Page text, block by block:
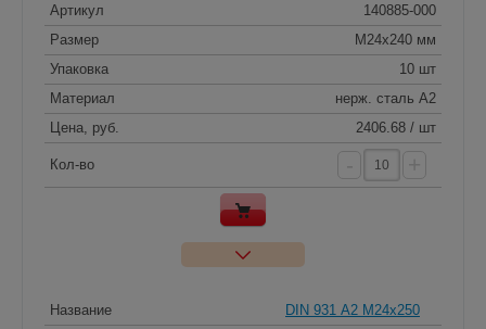
Артикул
140885-000
Размер
M24x240 мм
Упаковка
10 шт
Материал
нерж. сталь A2
Цена, руб.
2406.68 / шт
Кол-во
Название
DIN 931 А2 M24x250